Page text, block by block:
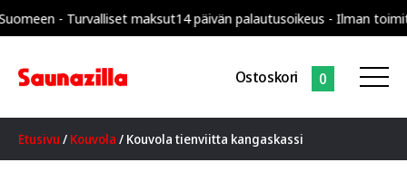
- Turvalliset maksut14 päivän palautusoikeus - Ilman
Ostoskori 0
Etusivu / Kouvola / Kouvola tienviitta kangaskassi